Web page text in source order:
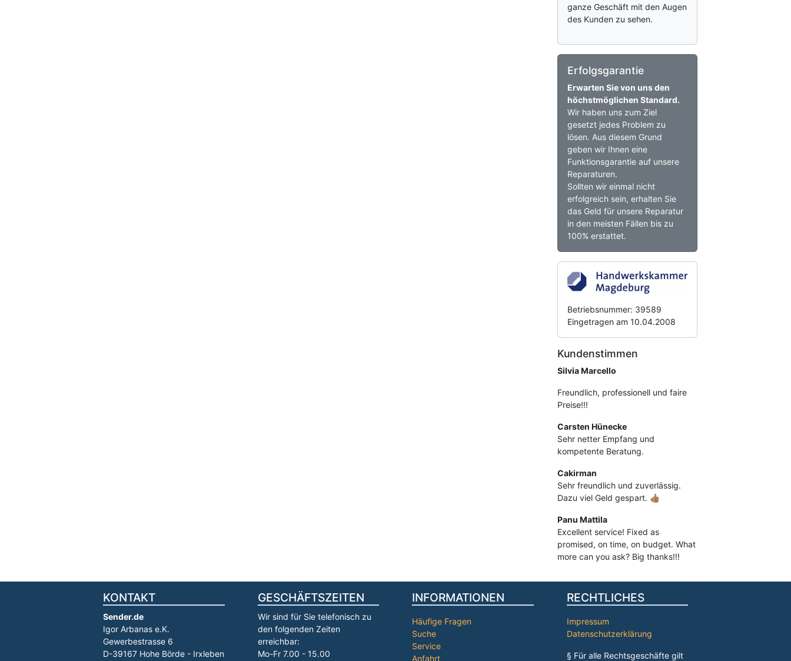
ganze Geschäft mit den Augen
des Kunden zu sehen.
Erfolgsgarantie
Erwarten Sie von uns den
höchstmöglichen Standard.
Wir haben uns zum Ziel
gesetzt jedes Problem zu
lösen. Aus diesem Grund
geben wir Ihnen eine
Funktionsgarantie auf unsere
Reparaturen.
Sollten wir einmal nicht
erfolgreich sein, erhalten Sie
das Geld für unsere Reparatur
in den meisten Fällen bis zu
100% erstattet.
Betriebsnummer: 39589
Eingetragen am 10.04.2008
Kundenstimmen
Silvia Marcello
Freundlich, professionell und faire
Preise!!!
Carsten Hünecke
Sehr netter Empfang und
kompetente Beratung.
Cakirman
Sehr freundlich und zuverlässig.
Dazu viel Geld gespart. 👍🏽
Panu Mattila
Excellent service! Fixed as
promised, on time, on budget. What
more can you ask? Big thanks!!!
KONTAKT
Sender.de
Igor Arbanas e.K.
Gewerbestrasse 6
D-39167 Hohe Börde - Irxleben
GESCHÄFTSZEITEN
Wir sind für Sie telefonisch zu
den folgenden Zeiten
erreichbar:
Mo-Fr 7.00 - 15.00
INFORMATIONEN
Häufige Fragen
Suche
Service
Anfahrt
RECHTLICHES
Impressum
Datenschutzerklärung
§ Für alle Rechtsgeschäfte gilt